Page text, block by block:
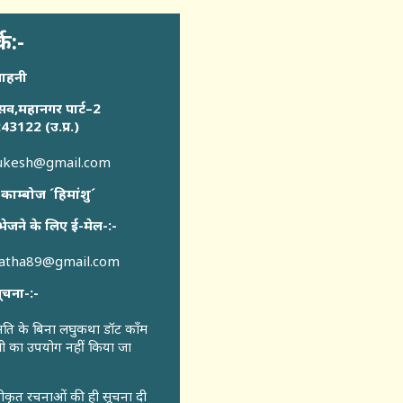
पार्ट–2
(उ.प्र.)
´हिमांशु´
के लिए ई-मेल-:-
:-
के बिना लघुकथा डॉट कॉंम
का उपयोग नहीं किया जा
रचनाओं की ही सूचना दी